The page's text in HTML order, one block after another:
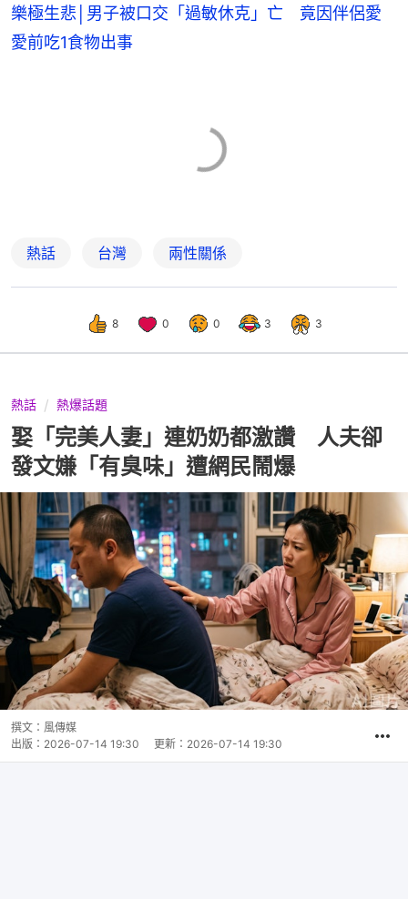
樂極生悲│男子被口交「過敏休克」亡 竟因伴侶愛
愛前吃1食物出事
熱話 台灣 兩性關係
8 0 0 3 3
熱話 熱爆話題
娶「完美人妻」連奶奶都激讚 人夫卻
發文嫌「有臭味」遭網民鬧爆
撰文： 風傳媒
出版： 2026-07-14 19:30 更新： 2026-07-14 19:30